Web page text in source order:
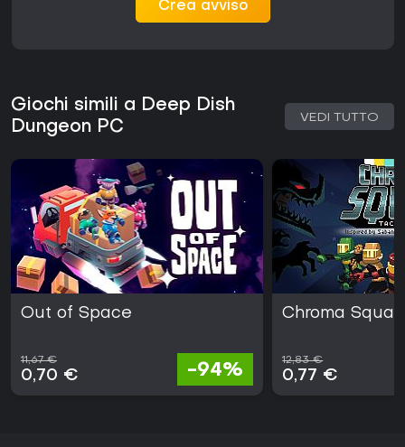
Crea avviso
Giochi simili a Deep Dish
Dungeon PC
VEDI TUTTO
Out of Space
11,67 €
0,70 € -94%
Chroma Squad
12,83 €
0,77 €